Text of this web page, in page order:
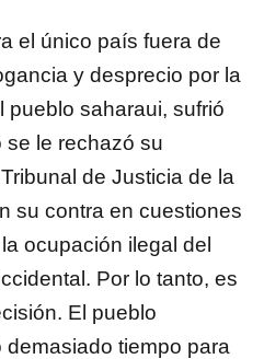
el único país fuera de
y desprecio por la
pueblo saharaui, sufrió
se le rechazó su
de Justicia de la
su contra en cuestiones
ocupación ilegal del
Por lo tanto, es
El pueblo
tiempo para